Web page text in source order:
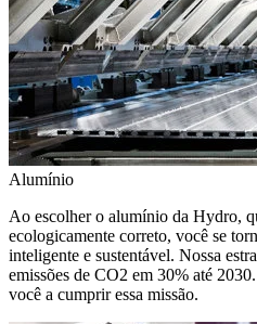
Alumínio
Ao escolher o alumínio da Hydro,
ecologicamente correto, você se
inteligente e sustentável. Nossa
emissões de CO2 em 30% até
você a cumprir essa missão.